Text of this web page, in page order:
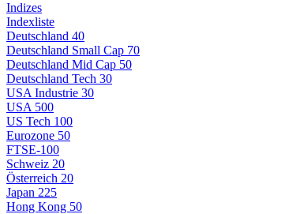
Indizes
Indexliste
Deutschland 40
Deutschland Small Cap 70
Deutschland Mid Cap 50
Deutschland Tech 30
USA Industrie 30
USA 500
US Tech 100
Eurozone 50
FTSE-100
Schweiz 20
Österreich 20
Japan 225
Hong Kong 50